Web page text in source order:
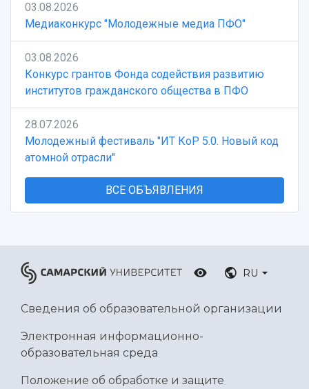
03.08.2026
Медиаконкурс "Молодежные медиа ПФО"
03.08.2026
Конкурс грантов Фонда содействия развитию
институтов гражданского общества в ПФО
28.07.2026
Молодежный фестиваль "ИТ КоР 5.0. Новый код
атомной отрасли"
ВСЕ ОБЪЯВЛЕНИЯ
RU
Сведения об образовательной организации
Электронная информационно-
образовательная среда
Положение об обработке и защите